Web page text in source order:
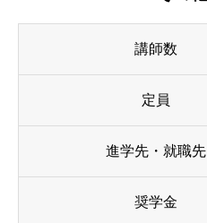
講師数
定員
進学先・就職先
奨学金